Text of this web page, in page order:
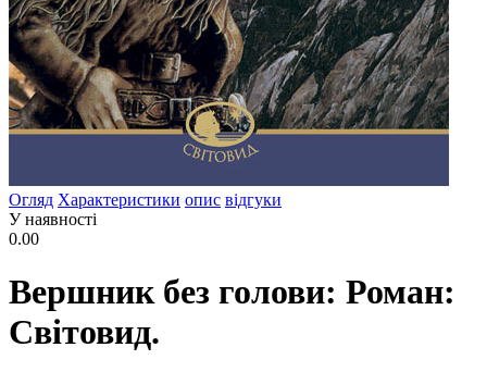
Огляд Характеристики опис відгуки
У наявності
0.00
Вершник без голови: Роман:
Світовид.